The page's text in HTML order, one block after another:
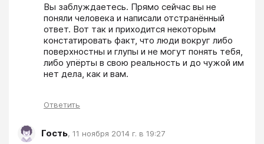
Вы заблуждаетесь. Прямо сейчас вы не
поняли человека и написали отстранённый
ответ. Вот так и приходится некоторым
констатировать факт, что люди вокруг либо
поверхностны и глупы и не могут понять тебя,
либо упёрты в свою реальность и до чужой им
нет дела, как и вам.
Ответить
Гость, 11 ноября 2014 г. в 19:27